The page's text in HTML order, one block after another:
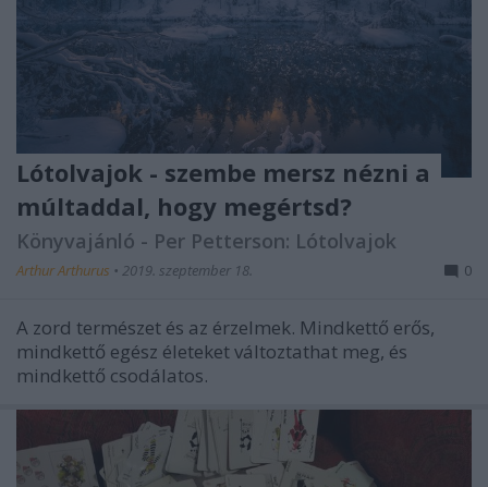
Lótolvajok - szembe mersz nézni a
múltaddal, hogy megértsd?
Könyvajánló - Per Petterson: Lótolvajok
Arthur Arthurus • 2019. szeptember 18. 0
A zord természet és az érzelmek. Mindkettő erős,
mindkettő egész életeket változtathat meg, és
mindkettő csodálatos.